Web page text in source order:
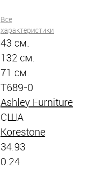
Все
характеристики
43 см.
132 см.
71 см.
T689-0
Ashley Furniture
США
Korestone
34.93
0.24